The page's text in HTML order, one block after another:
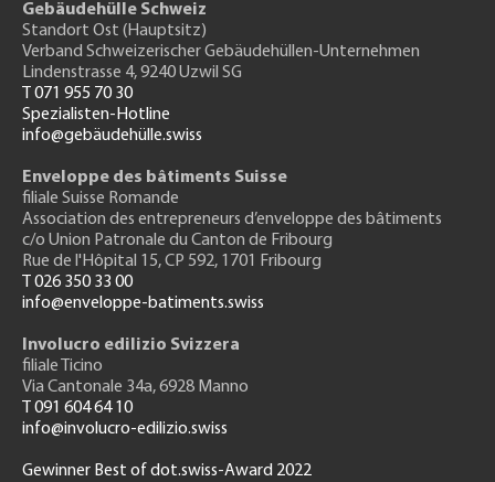
Gebäudehülle Schweiz
Standort Ost (Hauptsitz)
Verband Schweizerischer Gebäudehüllen-Unternehmen
Lindenstrasse 4, 9240 Uzwil SG
T 071 955 70 30
Spezialisten-Hotline
info@gebäudehülle.swiss
Enveloppe des bâtiments Suisse
filiale Suisse Romande
Association des entrepreneurs d’enveloppe des bâtiments
c/o Union Patronale du Canton de Fribourg
Rue de l'Hôpital 15, CP 592, 1701 Fribourg
T 026 350 33 00
info@enveloppe-batiments.swiss
Involucro edilizio Svizzera
filiale Ticino
Via Cantonale 34a, 6928 Manno
T 091 604 64 10
info@involucro-edilizio.swiss
Gewinner Best of dot.swiss-Award 2022